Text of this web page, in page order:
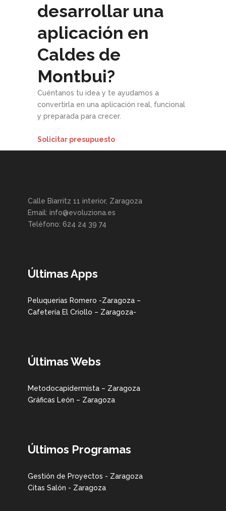
desarrollar una
aplicación en
Caldes de
Montbui?
Cuéntanos tu idea y te ayudamos a
convertirla en una aplicación real, funcional
y preparada para crecer.
Solicitar presupuesto
Calle Biarritz 11 interior, Zaragoza
Email: info@evoluziona.es
Teléfono: 624 24 39 74
Últimas Apps
Peluquerias Romero -Zaragoza –
Cafetería El Criollo – Zaragoza-
Últimas Webs
Metodocapidermista – Zaragoza
Gráficas León – Zaragoza
Últimos Programas
Gestión de Proyectos - Zaragoza
Citas Salón - Zaragoza